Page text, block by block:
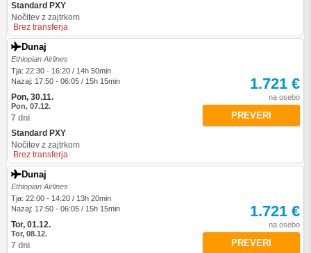
Standard PXY
Nočitev z zajtrkom
Brez transferja
Dunaj
Ethiopian Airlines
Tja: 22:30 - 16:20 / 14h 50min
Nazaj: 17:50 - 06:05 / 15h 15min
Pon, 30.11.
Pon, 07.12.
7 dni
Standard PXY
Nočitev z zajtrkom
Brez transferja
1.721 €
na osebo
PREVERI
Dunaj
Ethiopian Airlines
Tja: 22:00 - 14:20 / 13h 20min
Nazaj: 17:50 - 06:05 / 15h 15min
Tor, 01.12.
Tor, 08.12.
7 dni
1.721 €
na osebo
PREVERI